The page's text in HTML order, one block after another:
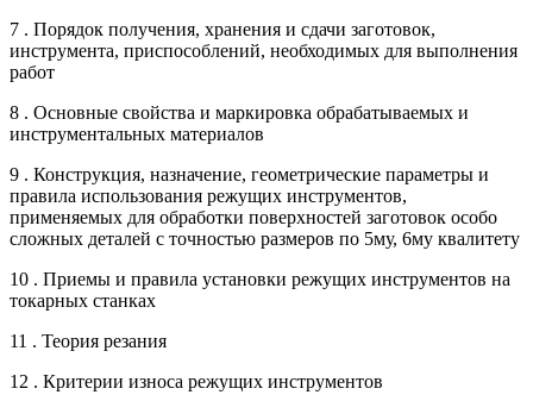
7 . Порядок получения, хранения и сдачи заготовок,
инструмента, приспособлений, необходимых для выполнения
работ
8 . Основные свойства и маркировка обрабатываемых и
инструментальных материалов
9 . Конструкция, назначение, геометрические параметры и
правила использования режущих инструментов,
применяемых для обработки поверхностей заготовок особо
сложных деталей с точностью размеров по 5му, 6му квалитету
10 . Приемы и правила установки режущих инструментов на
токарных станках
11 . Теория резания
12 . Критерии износа режущих инструментов